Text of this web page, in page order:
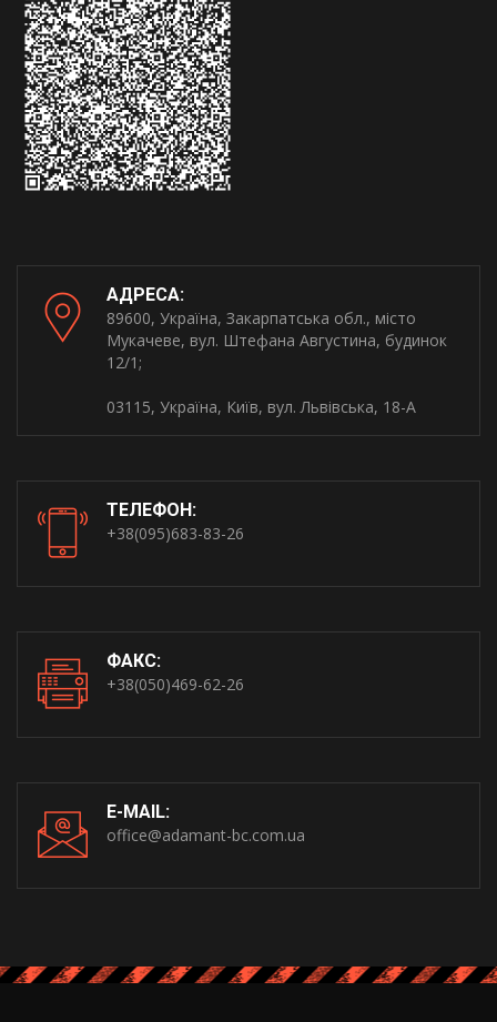
АДРЕСА:
89600, Україна, Закарпатська обл., місто
Мукачеве, вул. Штефана Августина, будинок
12/1;
03115, Україна, Київ, вул. Львівська, 18-А
ТЕЛЕФОН:
+38(095)683-83-26
ФАКС:
+38(050)469-62-26
E-MAIL:
office@adamant-bc.com.ua